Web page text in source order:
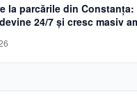
la parcările din Constanța:
24/7 și cresc masiv